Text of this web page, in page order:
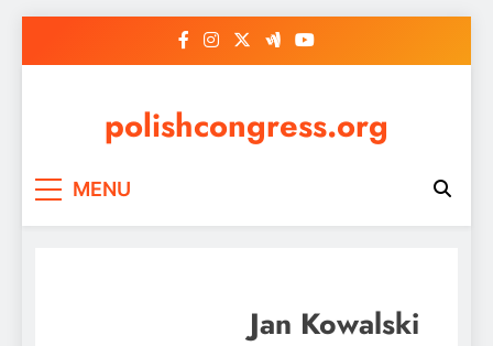
polishcongress.org
MENU
Jan Kowalski